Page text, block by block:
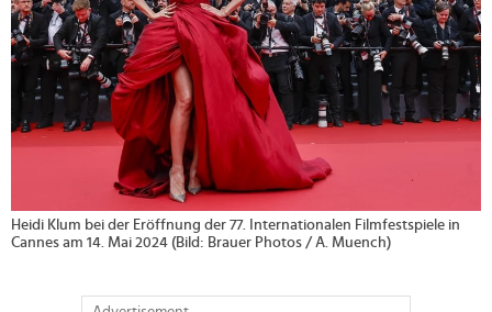
Heidi Klum bei der Eröffnung der 77. Internationalen Filmfestspiele in
Cannes am 14. Mai 2024 (Bild: Brauer Photos / A. Muench)